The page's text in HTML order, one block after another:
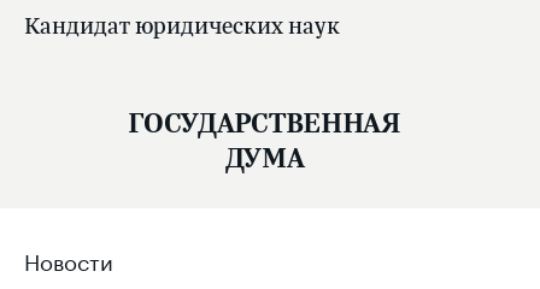
Кандидат юридических наук
ГОСУДАРСТВЕННАЯ
ДУМА
Новости